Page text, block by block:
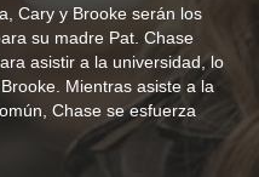
Cary y Brooke serán los
su madre Pat. Chase
asistir a la universidad, lo
Mientras asiste a la
Chase se esfuerza